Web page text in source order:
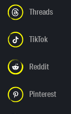
Threads
TikTok
Reddit
Pinterest